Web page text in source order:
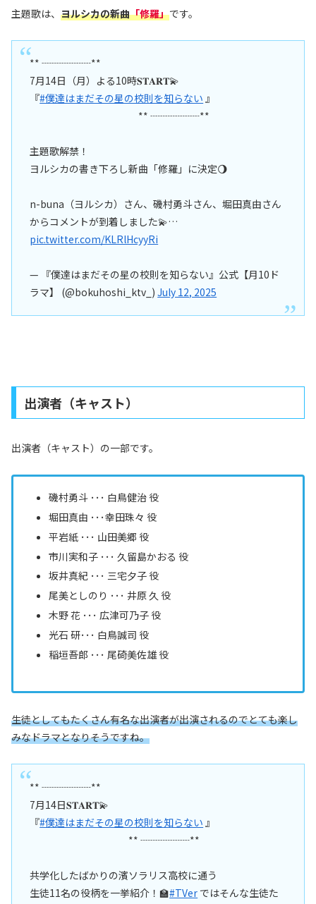
主題歌は、 ヨルシカの新曲「修羅」です。
** ┈┈┈┈┈**
7月14日（月）よる10時𝐒𝐓𝐀𝐑𝐓💫
『#僕達はまだその星の校則を知らない 』
** ┈┈┈┈┈**
主題歌解禁！
ヨルシカの書き下ろし新曲「修羅」に決定🌖
n-buna（ヨルシカ）さん、磯村勇斗さん、堀田真由さん
からコメントが到着しました💫…
pic.twitter.com/KLRlHcyyRi
— 『僕達はまだその星の校則を知らない』公式【月10ド
ラマ】 (@bokuhoshi_ktv_)July 12, 2025
出演者（キャスト）
出演者（キャスト）の一部です。
磯村勇斗 ･･･ 白鳥健治 役
堀田真由 ･･･幸田珠々 役
平岩紙 ･･･ 山田美郷 役
市川実和子 ･･･ 久留島かおる 役
坂井真紀 ･･･ 三宅夕子 役
尾美としのり ･･･ 井原 久 役
木野 花 ･･･ 広津可乃子 役
光石 研･･･ 白鳥誠司 役
稲垣吾郎 ･･･ 尾碕美佐雄 役
生徒としてもたくさん有名な出演者が出演されるのでとても楽し
みなドラマとなりそうですね。
** ┈┈┈┈┈**
7月14日𝐒𝐓𝐀𝐑𝐓💫
『#僕達はまだその星の校則を知らない 』
** ┈┈┈┈┈**
共学化したばかりの濱ソラリス高校に通う
生徒11名の役柄を一挙紹介！🏫#TVer ではそんな生徒た